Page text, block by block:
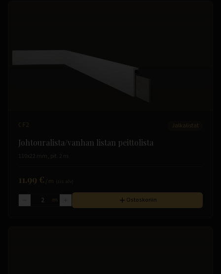
CF2 Jalkalistat
Johtouralista/vanhan listan peittolista
110x22 mm, pit. 2 m
11.99 € /m
m Ostoskoriin